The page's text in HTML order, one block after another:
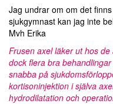
Jag undrar om om det
sjukgymnast kan jag inte
Mvh Erika
Frusen axel läker ut hos
dock flera bra
snabba på
kortisoninjektion i själva
hydrodilatation och